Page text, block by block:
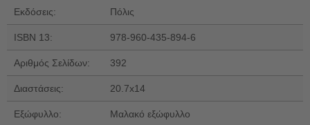
Εκδόσεις: Πόλις
ISBN 13: 978-960-435-894-6
Αριθμός Σελίδων: 392
Διαστάσεις: 20.7x14
Εξώφυλλο: Μαλακό εξώφυλλο